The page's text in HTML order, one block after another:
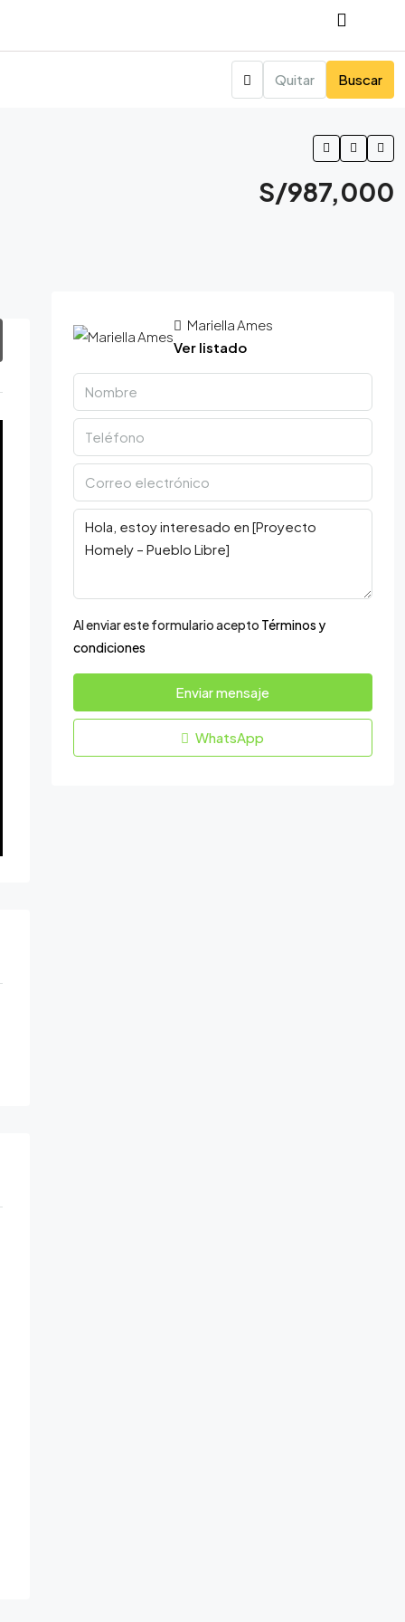
Quitar Buscar
S/987,000
Mariella Ames
Ver listado
Al enviar este formulario acepto Términos y
condiciones
Enviar mensaje
WhatsApp